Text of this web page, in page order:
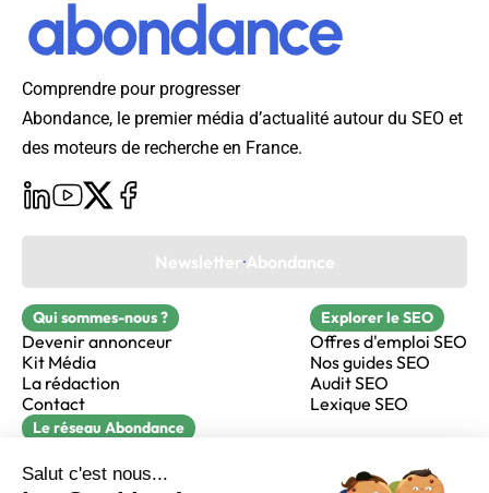
Comprendre pour progresser
Abondance, le premier média d’actualité autour du SEO et
des moteurs de recherche en France.
Newsletter Abondance
Qui sommes-nous ?
Devenir annonceur
Kit Média
La rédaction
Contact
Explorer le SEO
Offres d'emploi SEO
Nos guides SEO
Audit SEO
Lexique SEO
Le réseau Abondance
Réacteur